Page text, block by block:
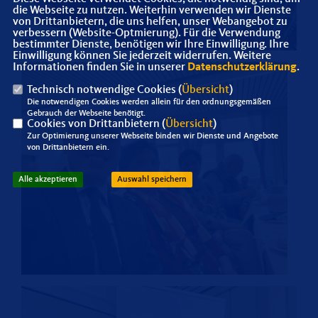
die Webseite zu nutzen. Weiterhin verwenden wir Dienste
von Drittanbietern, die uns helfen, unser Webangebot zu
verbessern (Website-Optmierung). Für die Verwendung
bestimmter Dienste, benötigen wir Ihre Einwilligung. Ihre
Einwilligung können Sie jederzeit widerrufen. Weitere
Informationen finden Sie in unserer Datenschutzerklärung.
Technisch notwendige Cookies (Übersicht)
Die notwendigen Cookies werden allein für den ordnungsgemäßen
Gebrauch der Webseite benötigt.
Cookies von Drittanbietern (Übersicht)
Zur Optimierung unserer Webseite binden wir Dienste und Angebote
von Drittanbietern ein.
Alle akzeptieren Auswahl speichern